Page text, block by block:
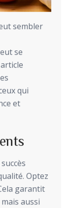
sembler
se
qui
et
Optez
garantit
aussi